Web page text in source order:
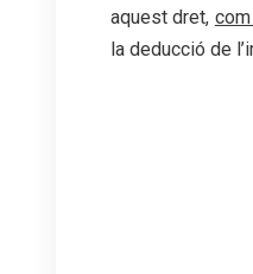
aquest dret,
la deducció de